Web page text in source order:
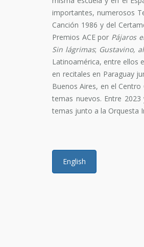
importantes, numerosos
Canción 1986 y del
Premios ACE por Pájaros
Sin lágrimas; Gustavino,
Latinoamérica, entre ellos
en recitales en Paraguay
Buenos Aires, en el
temas nuevos. Entre
temas junto a la Orquesta
English